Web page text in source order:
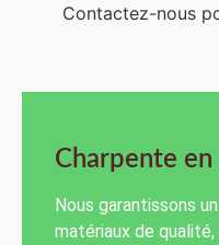
Contactez-nous
Charpente en
Nous garantissons
matériaux de